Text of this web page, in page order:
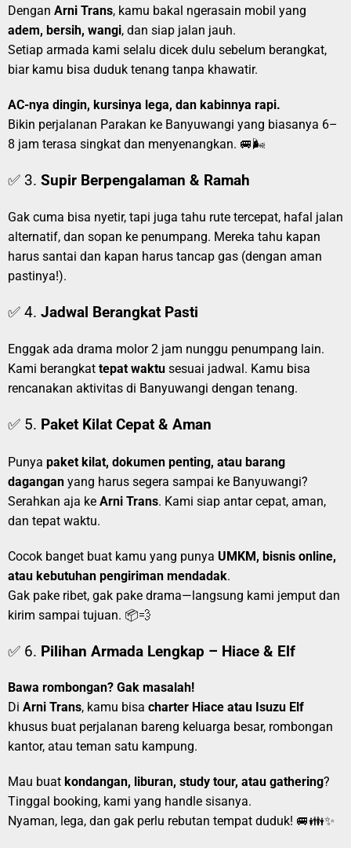
Dengan Arni Trans, kamu bakal ngerasain mobil yang
adem, bersih, wangi, dan siap jalan jauh.
Setiap armada kami selalu dicek dulu sebelum berangkat,
biar kamu bisa duduk tenang tanpa khawatir.
AC-nya dingin, kursinya lega, dan kabinnya rapi.
Bikin perjalanan Parakan ke Banyuwangi yang biasanya 6–
8 jam terasa singkat dan menyenangkan. 🚐🌬️
✅ 3. Supir Berpengalaman & Ramah
Gak cuma bisa nyetir, tapi juga tahu rute tercepat, hafal jalan
alternatif, dan sopan ke penumpang. Mereka tahu kapan
harus santai dan kapan harus tancap gas (dengan aman
pastinya!).
✅ 4. Jadwal Berangkat Pasti
Enggak ada drama molor 2 jam nunggu penumpang lain.
Kami berangkat tepat waktu sesuai jadwal. Kamu bisa
rencanakan aktivitas di Banyuwangi dengan tenang.
✅ 5. Paket Kilat Cepat & Aman
Punya paket kilat, dokumen penting, atau barang
dagangan yang harus segera sampai ke Banyuwangi?
Serahkan aja ke Arni Trans. Kami siap antar cepat, aman,
dan tepat waktu.
Cocok banget buat kamu yang punya UMKM, bisnis online,
atau kebutuhan pengiriman mendadak.
Gak pake ribet, gak pake drama—langsung kami jemput dan
kirim sampai tujuan. 📦💨
✅ 6. Pilihan Armada Lengkap – Hiace & Elf
Bawa rombongan? Gak masalah!
Di Arni Trans, kamu bisa charter Hiace atau Isuzu Elf
khusus buat perjalanan bareng keluarga besar, rombongan
kantor, atau teman satu kampung.
Mau buat kondangan, liburan, study tour, atau gathering?
Tinggal booking, kami yang handle sisanya.
Nyaman, lega, dan gak perlu rebutan tempat duduk! 🚐👪✨